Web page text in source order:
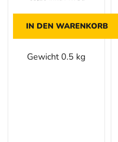
IN DEN WARENKORB
Gewicht 0.5 kg